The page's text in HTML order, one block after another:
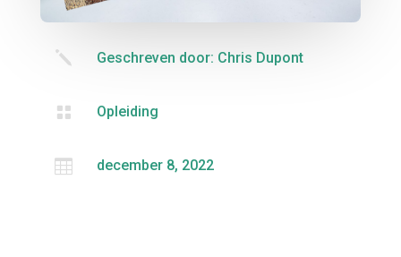
j Geschreven door: Chris Dupont
 Opleiding
 december 8, 2022